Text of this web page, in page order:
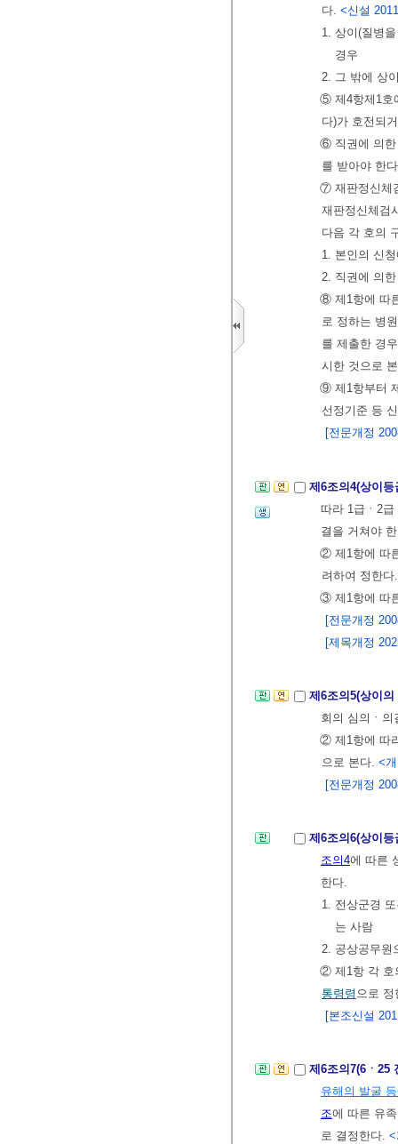
다. <신설
1. 상이(질병
경우
2. 그 밖에 상
⑤ 제4항제1호
다)가 호전되
⑥ 직권에 의한
를 받아야 한
⑦ 재판정신체
재판정신체검
다음 각 호의
1. 본인의 신
2. 직권에 의
⑧ 제1항에 따
로 정하는 병
를 제출한 경
시한 것으로
⑨ 제1항부터
선정기준 등
[전문개정
제6조의4(상이
따라 1급ㆍ2
결을 거쳐야
② 제1항에 따
려하여 정한
③ 제1항에 따
[전문개정
[제목개정
제6조의5(상이
회의 심의ㆍ
② 제1항에 따
으로 본다. <
[전문개정
제6조의6(상이
조의4에 따른
한다.
1. 전상군경
는 사람
2. 공상공무원
② 제1항 각 호
통령령 으로 정
[본조신설
제6조의7(6ㆍ25
유해의 발굴
조에 따른 유
로 결정한다. <